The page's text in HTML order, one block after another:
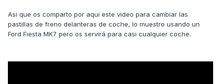
Asi que os comparto por aqui este video para cambiar las
pastillas de freno delanteras de coche, lo muestro usando un
Ford Fiesta MK7 pero os servirá para casi cualquier coche.